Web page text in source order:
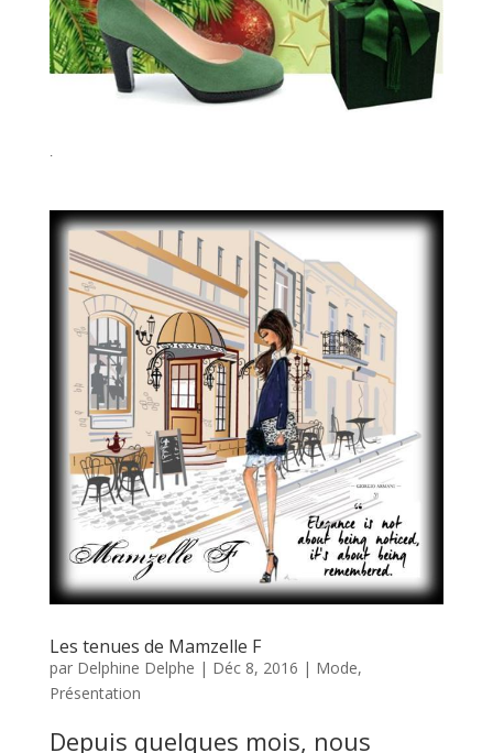
Les tenues de Mamzelle F
par Delphine Delphe | Déc 8, 2016 | Mode,
Présentation
Depuis quelques mois, nous